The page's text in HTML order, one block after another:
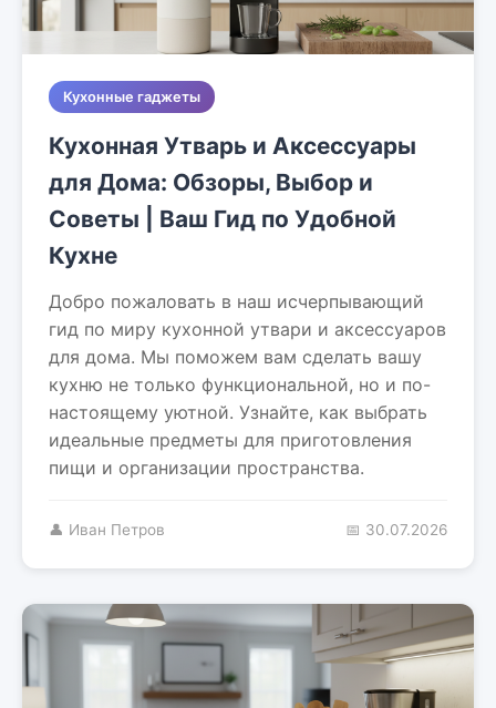
Кухонные гаджеты
Кухонная Утварь и Аксессуары
для Дома: Обзоры, Выбор и
Советы | Ваш Гид по Удобной
Кухне
Добро пожаловать в наш исчерпывающий
гид по миру кухонной утвари и аксессуаров
для дома. Мы поможем вам сделать вашу
кухню не только функциональной, но и по-
настоящему уютной. Узнайте, как выбрать
идеальные предметы для приготовления
пищи и организации пространства.
👤 Иван Петров 📅 30.07.2026